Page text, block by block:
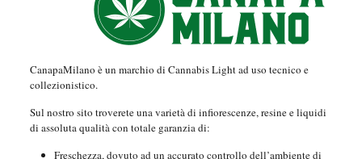
CanapaMilano è un marchio di Cannabis Light ad uso tecnico e
collezionistico.
Sul nostro sito troverete una varietà di infiorescenze, resine e liquidi
di assoluta qualità con totale garanzia di:
Freschezza, dovuto ad un accurato controllo dell’ambiente di